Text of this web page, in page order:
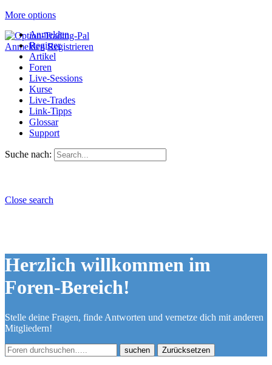
More options
Anmelden Registrieren
Anmelden
Register
Artikel
Foren
Live-Sessions
Kurse
Live-Trades
Link-Tipps
Glossar
Support
Suche nach:
Close search
Herzlich willkommen im
Foren-Bereich!
Stelle deine Fragen, finde Antworten und vernetze dich mit anderen
Mitgliedern!
Zurücksetzen